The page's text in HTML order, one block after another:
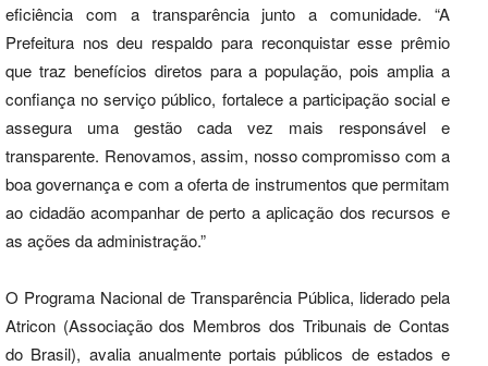
eficiência com a transparência junto a comunidade. “A
Prefeitura nos deu respaldo para reconquistar esse prêmio
que traz benefícios diretos para a população, pois amplia a
confiança no serviço público, fortalece a participação social e
assegura uma gestão cada vez mais responsável e
transparente. Renovamos, assim, nosso compromisso com a
boa governança e com a oferta de instrumentos que permitam
ao cidadão acompanhar de perto a aplicação dos recursos e
as ações da administração.”
O Programa Nacional de Transparência Pública, liderado pela
Atricon (Associação dos Membros dos Tribunais de Contas
do Brasil), avalia anualmente portais públicos de estados e